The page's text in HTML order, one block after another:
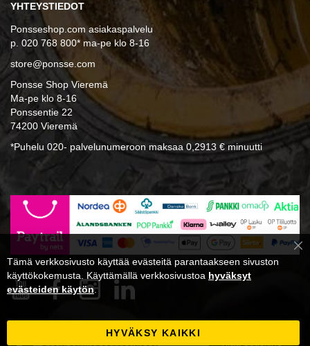
YHTEYSTIEDOT
Ponsseshop.com asiakaspalvelu
p. 020 768 800* ma-pe klo 8-16
store@ponsse.com
Ponsse Shop Vieremä
Ma-pe klo 8-16
Ponssentie 22
74200 Vieremä
*Puhelu 020- palvelunumeroon maksaa 0,2913 € minuutti
Tämä verkkosivusto käyttää evästeitä parantaakseen sivuston
käyttökokemusta. Käyttämällä verkkosivustoa hyväksyt
evästeiden käytön.
HYVÄKSY KAIKKI